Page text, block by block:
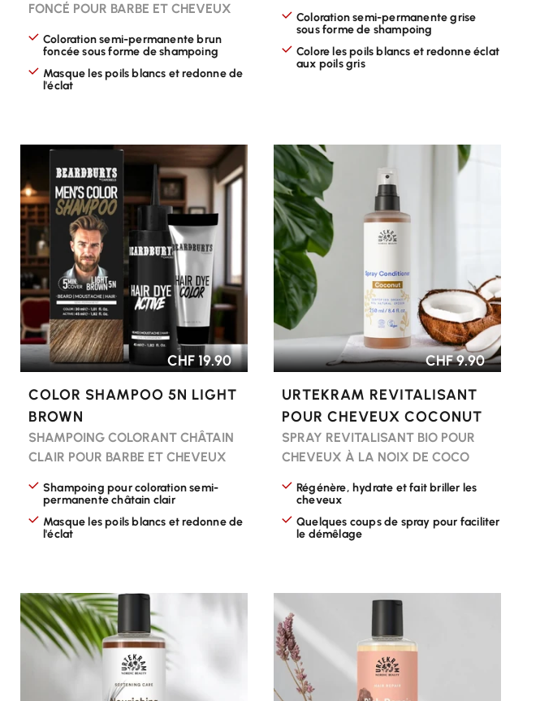
FONCÉ POUR BARBE ET CHEVEUX
Coloration semi-permanente brun
foncée sous forme de shampoing
Masque les poils blancs et redonne de
l'éclat
Coloration semi-permanente grise
sous forme de shampoing
Colore les poils blancs et redonne éclat
aux poils gris
CHF 19.90
CHOISIR LES OPTIONS
COLOR SHAMPOO 5N LIGHT
BROWN
SHAMPOING COLORANT CHÂTAIN
CLAIR POUR BARBE ET CHEVEUX
Shampoing pour coloration semi-
permanente châtain clair
Masque les poils blancs et redonne de
l'éclat
CHF 9.90
CHOISIR LES OPTIONS
URTEKRAM REVITALISANT
POUR CHEVEUX COCONUT
SPRAY REVITALISANT BIO POUR
CHEVEUX À LA NOIX DE COCO
Régénère, hydrate et fait briller les
cheveux
Quelques coups de spray pour faciliter
le démêlage
CHOISIR LES OPTIONS CHOISIR LES OPTIONS